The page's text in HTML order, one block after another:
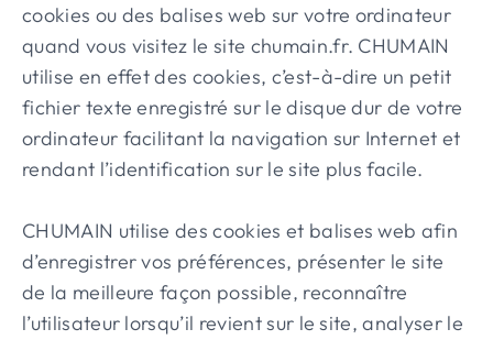
cookies ou des balises web sur votre ordinateur
quand vous visitez le site chumain.fr. CHUMAIN
utilise en effet des cookies, c’est-à-dire un petit
fichier texte enregistré sur le disque dur de votre
ordinateur facilitant la navigation sur Internet et
rendant l’identification sur le site plus facile.
CHUMAIN utilise des cookies et balises web afin
d’enregistrer vos préférences, présenter le site
de la meilleure façon possible, reconnaître
l’utilisateur lorsqu’il revient sur le site, analyser le